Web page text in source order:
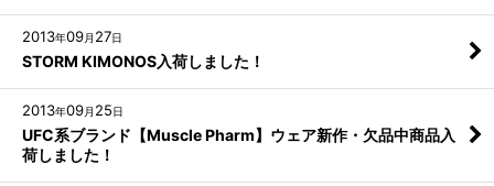
2013年09月 27日
STORM KIMONOS入荷しました！
2013年09月 25日
UFC系ブランド【Muscle Pharm】ウェア新作・欠品中商品入
荷しました！